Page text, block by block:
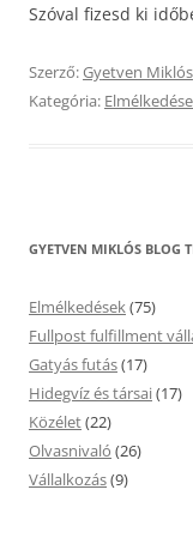
Szóval fizesd ki
Szerző:Gyetven Miklós
Kategória:
GYETVEN MIKLÓS BLOG
Elmélkedések(75)
Fullpost fulfillment
Gatyás futás(17)
Hidegvíz és társai(17)
Közélet(22)
Olvasnivaló (26)
Vállalkozás(9)